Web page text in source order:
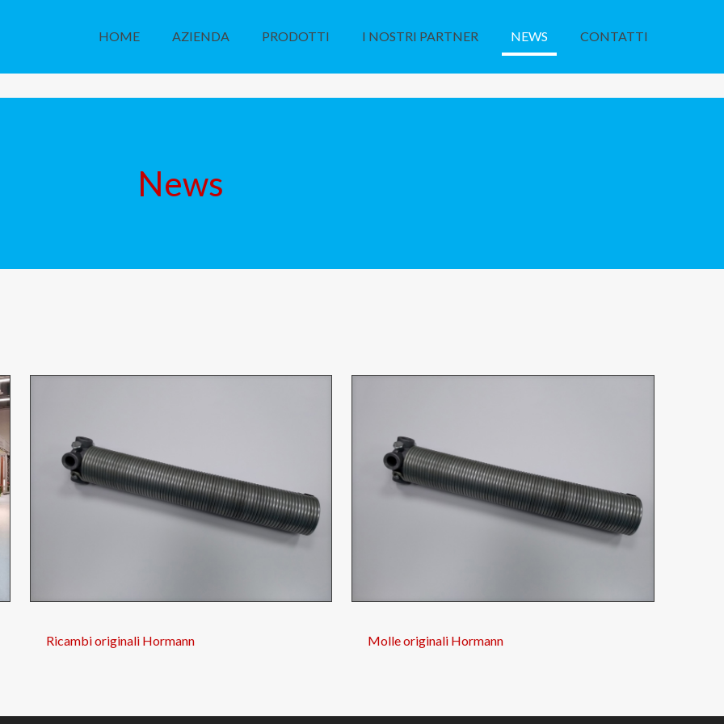
HOME AZIENDA PRODOTTI I NOSTRI PARTNER NEWS CONTATTI
News
Ricambi originali Hormann Molle originali Hormann